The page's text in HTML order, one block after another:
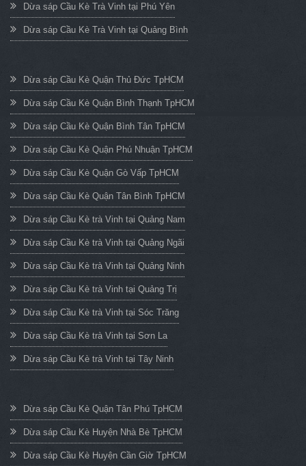
Dừa sáp Cầu Kè Trà Vinh tại Phú Yên
Dừa sáp Cầu Kè Trà Vinh tại Quảng Bình
Dừa sáp Cầu Kè Quận Thủ Đức TpHCM
Dừa sáp Cầu Kè Quận Bình Thạnh TpHCM
Dừa sáp Cầu Kè Quận Bình Tân TpHCM
Dừa sáp Cầu Kè Quận Phú Nhuận TpHCM
Dừa sáp Cầu Kè Quận Gò Vấp TpHCM
Dừa sáp Cầu Kè Quận Tân Bình TpHCM
Dừa sáp Cầu Kè trà Vinh tại Quảng Nam
Dừa sáp Cầu Kè trà Vinh tại Quảng Ngãi
Dừa sáp Cầu Kè trà Vinh tại Quảng Ninh
Dừa sáp Cầu Kè trà Vinh tại Quảng Trị
Dừa sáp Cầu Kè trà Vinh tại Sóc Trăng
Dừa sáp Cầu Kè trà Vinh tại Sơn La
Dừa sáp Cầu Kè trà Vinh tại Tây Ninh
Dừa sáp Cầu Kè Quận Tân Phú TpHCM
Dừa sáp Cầu Kè Huyện Nhà Bè TpHCM
Dừa sáp Cầu Kè Huyện Cần Giờ TpHCM